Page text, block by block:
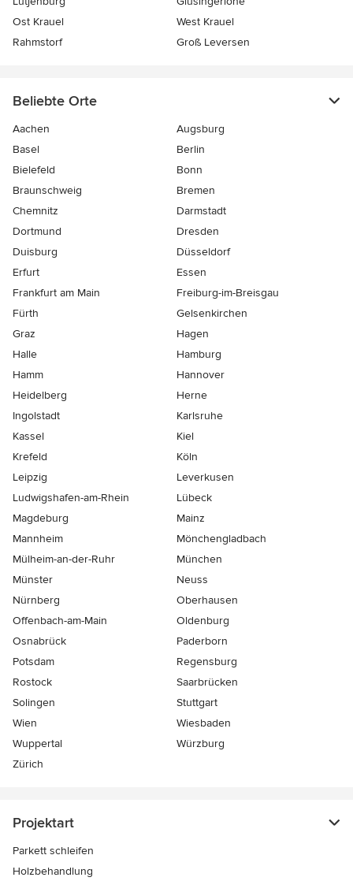
Ost Krauel
West Krauel
Rahmstorf
Groß Leversen
Beliebte Orte
Aachen
Augsburg
Basel
Berlin
Bielefeld
Bonn
Braunschweig
Bremen
Chemnitz
Darmstadt
Dortmund
Dresden
Duisburg
Düsseldorf
Erfurt
Essen
Frankfurt am Main
Freiburg-im-Breisgau
Fürth
Gelsenkirchen
Graz
Hagen
Halle
Hamburg
Hamm
Hannover
Heidelberg
Herne
Ingolstadt
Karlsruhe
Kassel
Kiel
Krefeld
Köln
Leipzig
Leverkusen
Ludwigshafen-am-Rhein
Lübeck
Magdeburg
Mainz
Mannheim
Mönchen­gladbach
Mülheim-an-der-Ruhr
München
Münster
Neuss
Nürnberg
Oberhausen
Offenbach-am-Main
Oldenburg
Osnabrück
Paderborn
Potsdam
Regensburg
Rostock
Saarbrücken
Solingen
Stuttgart
Wien
Wiesbaden
Wuppertal
Würzburg
Zürich
Projektart
Parkett schleifen
Holzbehandlung